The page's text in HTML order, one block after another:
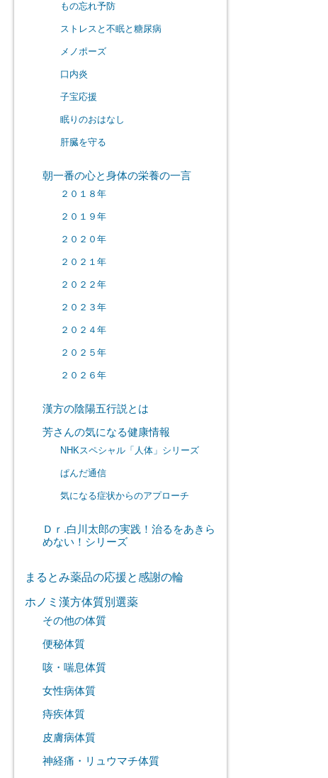
もの忘れ予防
ストレスと不眠と糖尿病
メノポーズ
口内炎
子宝応援
眠りのおはなし
肝臓を守る
朝一番の心と身体の栄養の一言
２０１８年
２０１９年
２０２０年
２０２１年
２０２２年
２０２３年
２０２４年
２０２５年
２０２６年
漢方の陰陽五行説とは
芳さんの気になる健康情報
NHKスペシャル「人体」シリーズ
ぱんだ通信
気になる症状からのアプローチ
Ｄｒ.白川太郎の実践！治るをあきら
めない！シリーズ
まるとみ薬品の応援と感謝の輪
ホノミ漢方体質別選薬
その他の体質
便秘体質
咳・喘息体質
女性病体質
痔疾体質
皮膚病体質
神経痛・リュウマチ体質